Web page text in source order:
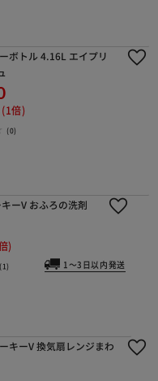
ボトル 4.16L エイプリ
倍)
(0)
ーV おふろの洗剤
)
(1) 1～3日以内発送
キーV 換気扇レンジまわ